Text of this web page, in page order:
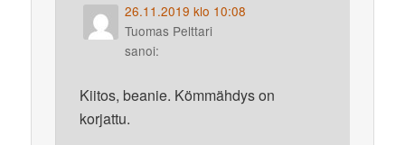
26.11.2019 klo 10:08
Tuomas Pelttari
sanoi:
Kiitos, beanie. Kömmähdys on
korjattu.